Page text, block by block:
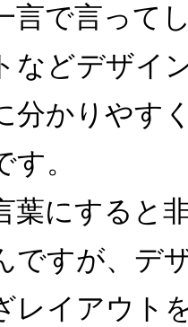
言で言って
などデザイ
分かりやす
す。
葉にすると
ですが、デ
レイアウト